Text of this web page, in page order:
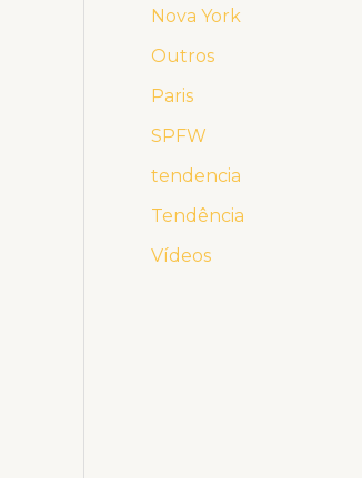
Nova York
Outros
Paris
SPFW
tendencia
Tendência
Vídeos